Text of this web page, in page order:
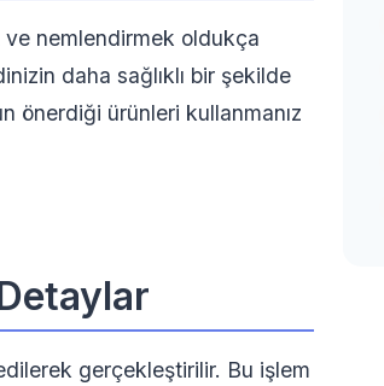
nemlendirmek oldukça
daha sağlıklı bir şekilde
önerdiği ürünleri kullanmanız
gerçekleştirilir. Bu işlem